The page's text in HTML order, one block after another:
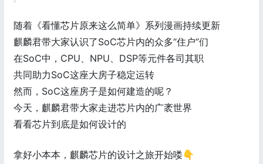
随着《看懂芯片原来这么简单》系列漫画持续更新
麒麟君带大家认识了SoC芯片内的众多“住户”们
在SoC中，CPU、NPU、DSP等元件各司其职
共同助力SoC这座大房子稳定运转
然而，SoC这座房子是如何建造的呢？
今天，麒麟君带大家走进芯片内的广袤世界
看看芯片到底是如何设计的
拿好小本本，麒麟芯片的设计之旅开始喽👇